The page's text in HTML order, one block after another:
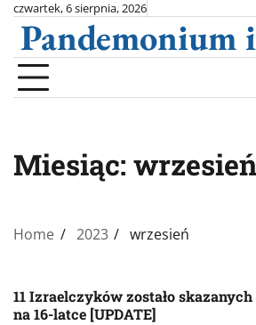
Skip
content
czwartek, 6 sierpnia, 2026
Pandemonium
Miesiąc:
Home 2023 wrzesień
11 Izraelczyków zostało
na 16-latce [UPDATE]